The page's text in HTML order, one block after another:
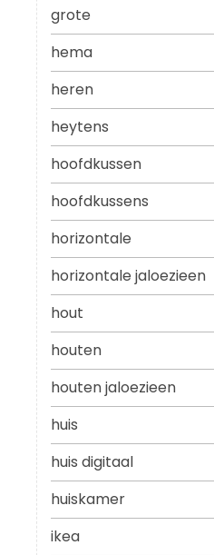
grote
hema
heren
heytens
hoofdkussen
hoofdkussens
horizontale
horizontale jaloezieen
hout
houten
houten jaloezieen
huis
huis digitaal
huiskamer
ikea